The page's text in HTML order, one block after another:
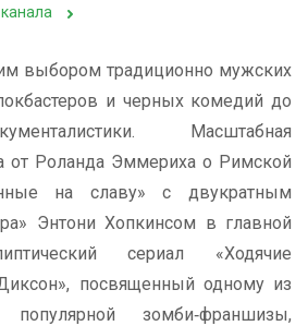
выбором традиционно мужских
и черных комедий до
Масштабная
от Роланда Эммериха о Римской
на славу» с двукратным
Энтони Хопкинсом в главной
сериал «Ходячие
посвященный одному из
зомби‑франшизы,